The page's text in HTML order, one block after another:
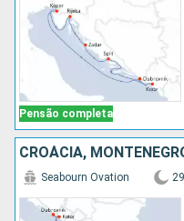
Pensão completa
Seabourn Ovation